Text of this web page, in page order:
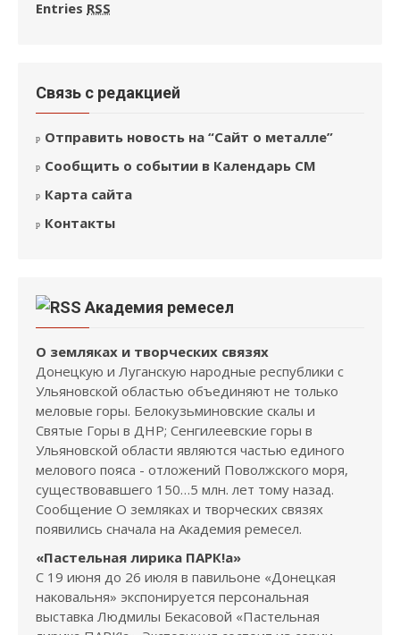
Entries RSS
Связь с редакцией
Отправить новость на “Сайт о металле”
Сообщить о событии в Календарь СМ
Карта сайта
Контакты
Академия ремесел
О земляках и творческих связях
Донецкую и Луганскую народные республики с
Ульяновской областью объединяют не только
меловые горы. Белокузьминовские скалы и
Святые Горы в ДНР; Сенгилеевские горы в
Ульяновской области являются частью единого
мелового пояса - отложений Поволжского моря,
существовавшего 150…5 млн. лет тому назад.
Сообщение О земляках и творческих связях
появились сначала на Академия ремесел.
«Пастельная лирика ПАРК!а»
С 19 июня до 26 июля в павильоне «Донецкая
наковальня» экспонируется персональная
выставка Людмилы Бекасовой «Пастельная